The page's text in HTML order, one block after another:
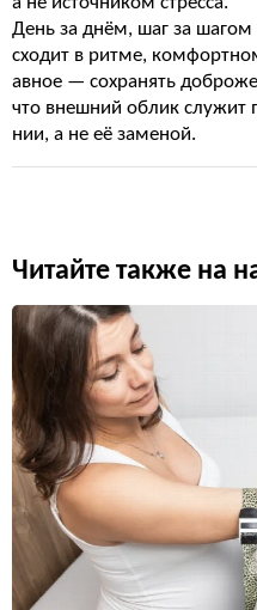
День за днём, шаг за
сходит в ритме,
авное — сохранять
что внешний облик служит
нии, а не её заменой.
Читайте также на